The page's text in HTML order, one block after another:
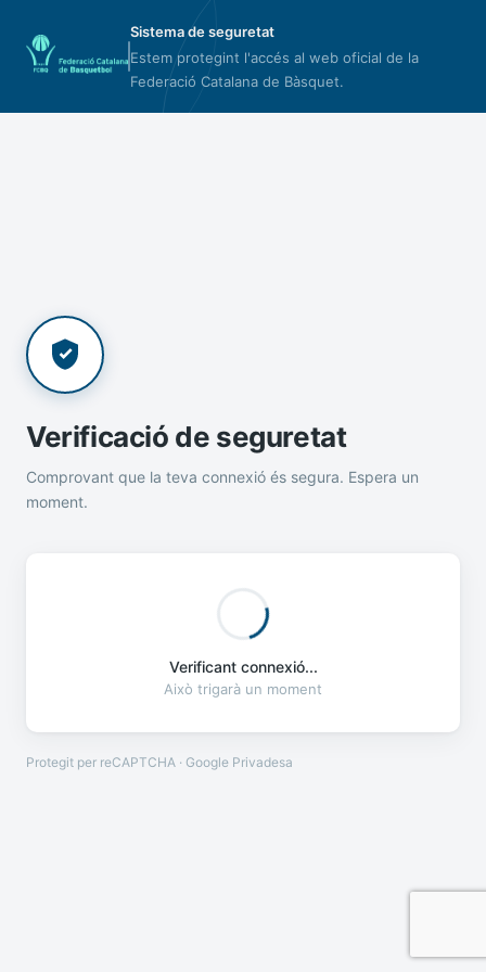
Sistema de seguretat
Estem protegint l'accés al web oficial de la
Federació Catalana de Bàsquet.
Verificació de seguretat
Comprovant que la teva connexió és segura. Espera un
moment.
Verificant connexió...
Això trigarà un moment
Protegit per reCAPTCHA · Google Privadesa